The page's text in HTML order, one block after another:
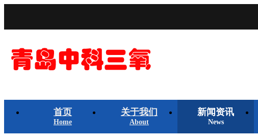
首页
Home
关于我们
About
新闻资讯
News